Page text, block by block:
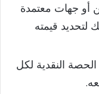
أو جهات معتمدة
لتحديد قيمته
الحصة النقدية لكل